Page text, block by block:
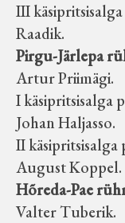
III
Raadik.
Pirgu-Järlepa
Artur Priimägi.
I käsipritsisalga
Johan Haljasso.
II käsipritsisalga
August Koppel.
Hõreda-Pae
Valter Tuberik.